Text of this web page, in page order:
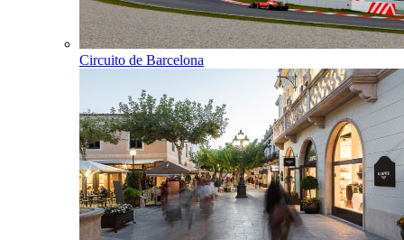
Circuito de Barcelona